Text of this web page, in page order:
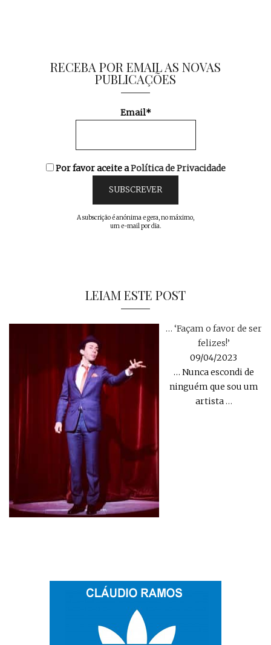
RECEBA POR EMAIL AS NOVAS
PUBLICAÇÕES
Email*
Por favor aceite aPolítica de Privacidade
A subscrição é anónima e gera, no máximo,
um e-mail por dia.
LEIAM ESTE POST
… ‘Façam o favor de ser
felizes!’
09/04/2023
… Nunca escondi de
ninguém que sou um
artista…